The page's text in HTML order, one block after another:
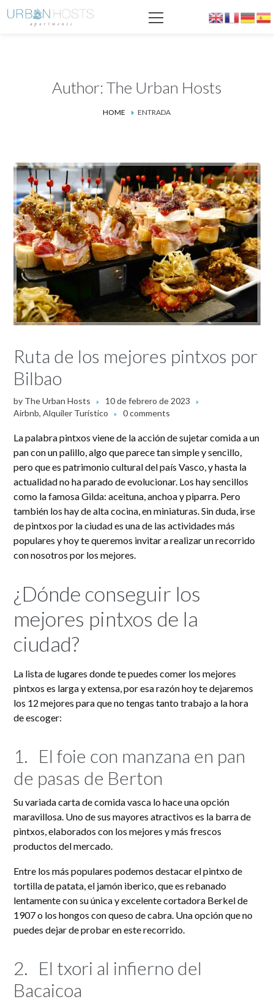
Author: The Urban Hosts
HOME ENTRADA
Ruta de los mejores pintxos por
Bilbao
by The Urban Hosts
10 de febrero de 2023
Airbnb,Alquiler Turístico 0 comments
La palabra pintxos viene de la acción de sujetar comida a un
pan con un palillo, algo que parece tan simple y sencillo,
pero que es patrimonio cultural del país Vasco, y hasta la
actualidad no ha parado de evolucionar. Los hay sencillos
como la famosa Gilda: aceituna, anchoa y piparra. Pero
también los hay de alta cocina, en miniaturas. Sin duda, irse
de pintxos por la ciudad es una de las actividades más
populares y hoy te queremos invitar a realizar un recorrido
con nosotros por los mejores.
¿Dónde conseguir los
mejores pintxos de la
ciudad?
La lista de lugares donde te puedes comer los mejores
pintxos es larga y extensa, por esa razón hoy te dejaremos
los 12 mejores para que no tengas tanto trabajo a la hora
de escoger:
1. El foie con manzana en pan
de pasas de Berton
Su variada carta de comida vasca lo hace una opción
maravillosa. Uno de sus mayores atractivos es la barra de
pintxos, elaborados con los mejores y más frescos
productos del mercado.
Entre los más populares podemos destacar el pintxo de
tortilla de patata, el jamón iberico, que es rebanado
lentamente con su única y excelente cortadora Berkel de
1907 o los hongos con queso de cabra. Una opción que no
puedes dejar de probar en este recorrido.
2. El txori al infierno del
Bacaicoa